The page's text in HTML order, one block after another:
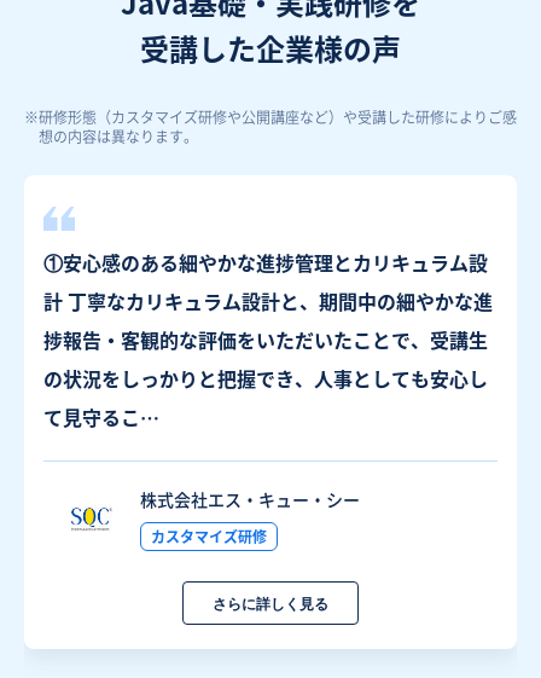
受講した企業様の声
※研修形態（カスタマイズ研修や公開講座など）や受講した研修によりご感
想の内容は異なります。
①安心感のある細やかな進捗管理とカリキュラム設
計 丁寧なカリキュラム設計と、期間中の細やかな進
捗報告・客観的な評価をいただいたことで、受講生
の状況をしっかりと把握でき、人事としても安心し
て見守るこ…
株式会社エス・キュー・シー
カスタマイズ研修
さらに詳しく見る